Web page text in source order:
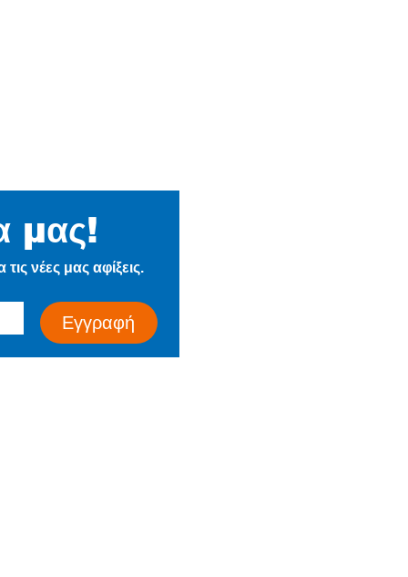
μας!
νέες μας αφίξεις.
Εγγραφή